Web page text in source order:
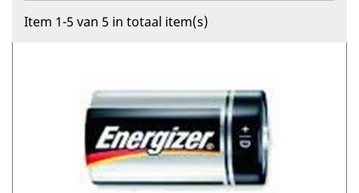
Item 1-5 van 5 in totaal item(s)